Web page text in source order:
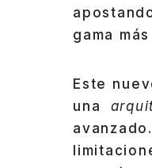
gama
Este
una